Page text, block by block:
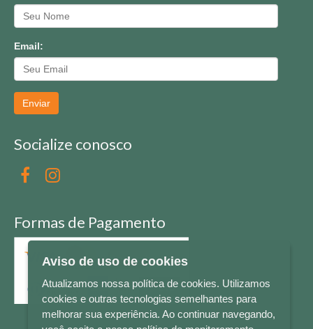
Email:
Enviar
Socialize conosco
Formas de Pagamento
Aviso de uso de cookies
Atualizamos nossa política de cookies. Utilizamos
cookies e outras tecnologias semelhantes para
melhorar sua experiência. Ao continuar navegando,